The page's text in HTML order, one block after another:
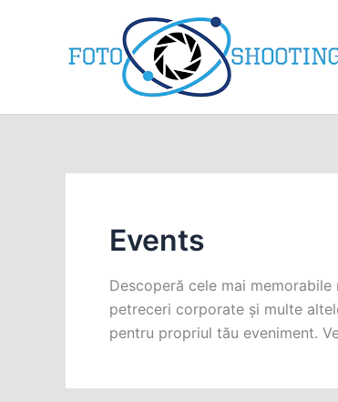
Events
Descoperă cele mai
petreceri corporate și multe
pentru propriul tău eveniment.